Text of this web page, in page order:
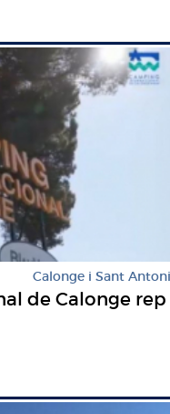
Calonge i Sant Antoni
de Calonge rep